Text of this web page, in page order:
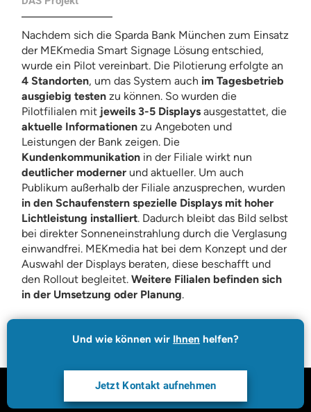
Nachdem sich die Sparda Bank München zum Einsatz
der MEKmedia Smart Signage Lösung entschied,
wurde ein Pilot vereinbart. Die Pilotierung erfolgte an
4 Standorten, um das System auch im Tagesbetrieb
ausgiebig testen zu können. So wurden die
Pilotfilialen mit jeweils 3-5 Displays ausgestattet, die
aktuelle Informationen zu Angeboten und
Leistungen der Bank zeigen. Die
Kundenkommunikation in der Filiale wirkt nun
deutlicher moderner und aktueller. Um auch
Publikum außerhalb der Filiale anzusprechen, wurden
in den Schaufenstern spezielle Displays mit hoher
Lichtleistung installiert. Dadurch bleibt das Bild selbst
bei direkter Sonneneinstrahlung durch die Verglasung
einwandfrei. MEKmedia hat bei dem Konzept und der
Auswahl der Displays beraten, diese beschafft und
den Rollout begleitet.Weitere Filialen befinden sich
in der Umsetzung oder Planung.
Und wie können wir Ihnen helfen?
Jetzt Kontakt aufnehmen